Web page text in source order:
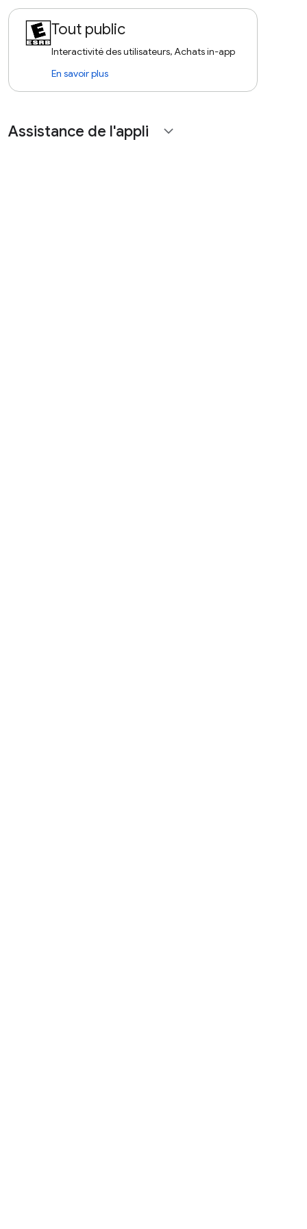
Tout public
Interactivité des utilisateurs, Achats in-app
En savoir plus
Assistance de l'appli expand_more